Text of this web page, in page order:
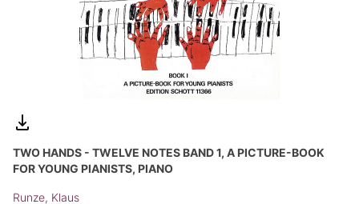
TWO HANDS - TWELVE NOTES BAND 1, A PICTURE-BOOK
FOR YOUNG PIANISTS, PIANO
Runze, Klaus